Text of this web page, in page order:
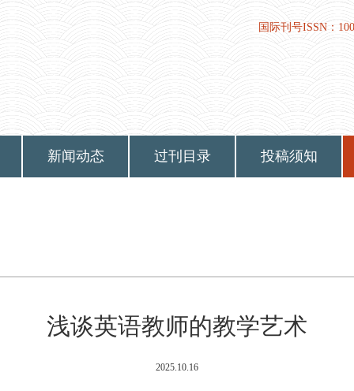
国际刊号ISSN：
新闻动态 过刊目录 投稿须知
浅谈英语教师的教学艺术
2025.10.16